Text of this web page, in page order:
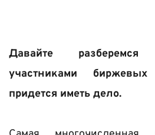
Давайте
участниками
придется иметь дело.